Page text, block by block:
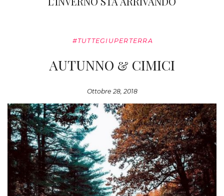
#TUTTEGIUPERTERRA
AUTUNNO & CIMICI
Ottobre 28, 2018